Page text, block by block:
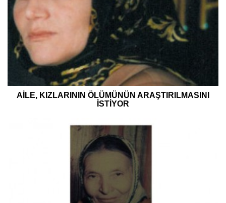
AİLE, KIZLARININ ÖLÜMÜNÜN ARAŞTIRILMASINI
İSTİYOR